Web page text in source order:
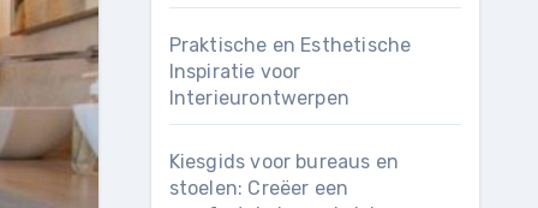
Praktische en Esthetische
Inspiratie voor
Interieurontwerpen
Kiesgids voor bureaus en
stoelen: Creëer een